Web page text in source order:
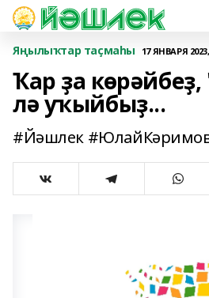
Яңылыҡтар таҫмаһы 17 ЯНВАРЯ
Ҡар ҙа
лә уҡыйбыҙ...
#Йәшлек